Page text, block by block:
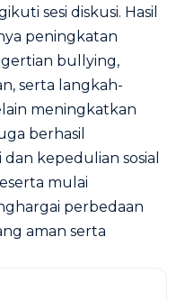
sesi diskusi. Hasil
peningkatan
bullying,
serta langkah-
meningkatkan
berhasil
kepedulian sosial
mulai
perbedaan
aman serta